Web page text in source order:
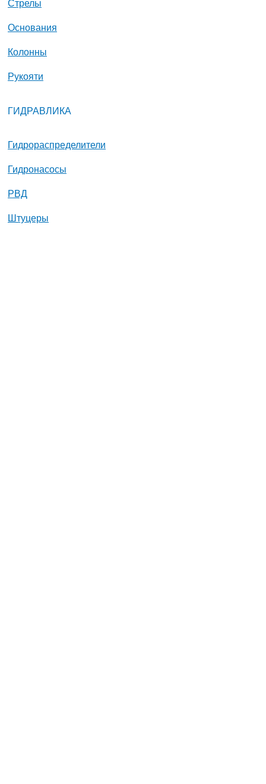
Стрелы
Основания
Колонны
Рукояти
ГИДРАВЛИКА
Гидрораспределители
Гидронасосы
РВД
Штуцеры